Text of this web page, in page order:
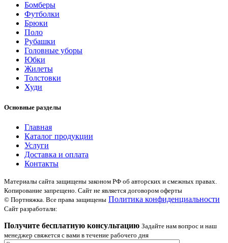
Бомберы
Футболки
Брюки
Поло
Рубашки
Головные уборы
Юбки
Жилеты
Толстовки
Худи
Основные разделы
Главная
Каталог продукции
Услуги
Доставка и оплата
Контакты
Материалы сайта защищены законом РФ об авторских и смежных правах.
Копирование запрещено. Сайт не является договором оферты
© Портняжка. Все права защищены Политика конфиденциальности
Сайт разработали:
Получите бесплатную консультацию Задайте нам вопрос и наш
менеджер свяжется с вами в течение рабочего дня